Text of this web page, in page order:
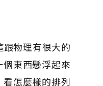
物理有很大的
東西懸浮起來
怎麼樣的排列